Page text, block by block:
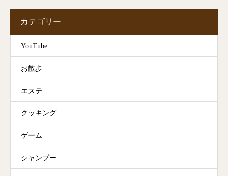
カテゴリー
YouTube
お散歩
エステ
クッキング
ゲーム
シャンプー